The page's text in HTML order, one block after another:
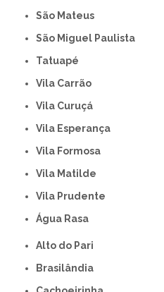
São Mateus
São Miguel Paulista
Tatuapé
Vila Carrão
Vila Curuçá
Vila Esperança
Vila Formosa
Vila Matilde
Vila Prudente
Água Rasa
Alto do Pari
Brasilândia